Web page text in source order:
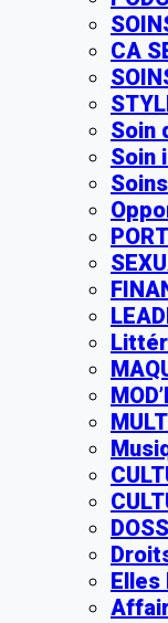
CA
Soin
Soin
Elles